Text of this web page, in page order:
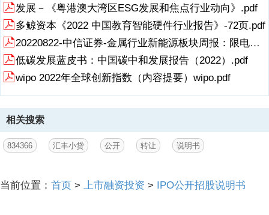
发展－《粤港澳大湾区ESG发展和焦点行业动向》.pdf
多鲸资本《2022 中国教育智能硬件行业报告》-72页.pdf
20220822-中信证券-金属行业新能源板块周报：限电推动锂价上涨供应端扰动仍将持续.pdf
低碳发展蓝皮书：中国碳中和发展报告（2022）.pdf
wipo 2022年全球创新指数（内容提要）wipo.pdf
相关搜索
834366 汇丰小贷 公开 转让 说明书
当前位置： 首页 > 上市融资投资 > IPO公开招股说明书